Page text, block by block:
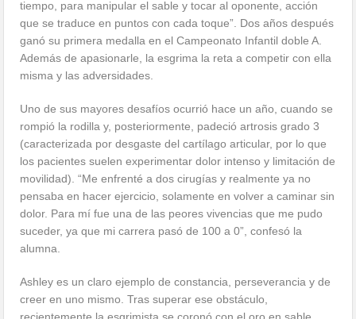
tiempo, para manipular el sable y tocar al oponente, acción
que se traduce en puntos con cada toque”. Dos años después
ganó su primera medalla en el Campeonato Infantil doble A.
Además de apasionarle, la esgrima la reta a competir con ella
misma y las adversidades.
Uno de sus mayores desafíos ocurrió hace un año, cuando se
rompió la rodilla y, posteriormente, padeció artrosis grado 3
(caracterizada por desgaste del cartílago articular, por lo que
los pacientes suelen experimentar dolor intenso y limitación de
movilidad). “Me enfrenté a dos cirugías y realmente ya no
pensaba en hacer ejercicio, solamente en volver a caminar sin
dolor. Para mí fue una de las peores vivencias que me pudo
suceder, ya que mi carrera pasó de 100 a 0”, confesó la
alumna.
Ashley es un claro ejemplo de constancia, perseverancia y de
creer en uno mismo. Tras superar ese obstáculo,